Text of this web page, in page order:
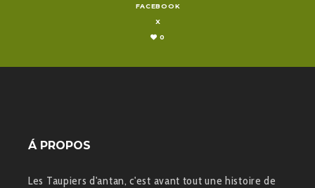
FACEBOOK
X
0
Á PROPOS
Les Taupiers d'antan, c'est avant tout une histoire de